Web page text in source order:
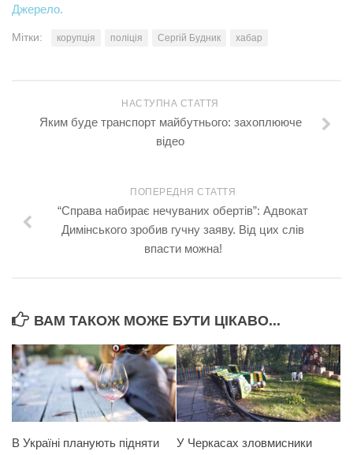
Джерело.
Мітки: корупція поліція Сергій Будник хабар
НАСТУПНА СТАТТЯ
Яким буде транспорт майбутнього: захоплююче
відео
ПОПЕРЕДНЯ СТАТТЯ
“Справа набирає нечуваних обертів”: Адвокат
Димінського зробив гучну заяву. Від цих слів
впасти можна!
ВАМ ТАКОЖ МОЖЕ БУТИ ЦІКАВО...
В Україні планують підняти
У Черкасах зловмисники